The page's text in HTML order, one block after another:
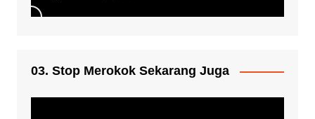
03. Stop Merokok Sekarang Juga